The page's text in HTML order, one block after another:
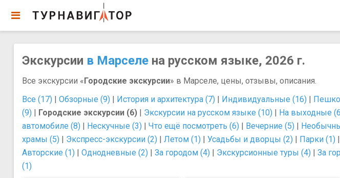
Экскурсии в Марселе на русском языке, 2026 г.
Все экскурсии «Городские экскурсии» в Марселе, цены, отзывы, описания.
Все (17) | Обзорные (9) | История и архитектура (7) | Индивидуальные (16) |
(9) | Городские экскурсии (6) | Экскурсии на русском языке (10) | На выходные
автомобиле (8) | Нескучные (3) | Что ещё посмотреть (6) | Вечерние (5) |
храмы (5) | Экспресс-экскурсии (2) | Летом (1) | Усадьбы и дворцы (2) | Парки (1) |
Авторские (1) | Однодневные (2) | За городом (4) | Экскурсионные туры (4) | За
(1)